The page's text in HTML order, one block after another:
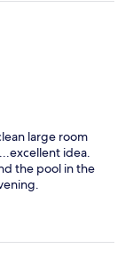
large room
idea.
the pool in the